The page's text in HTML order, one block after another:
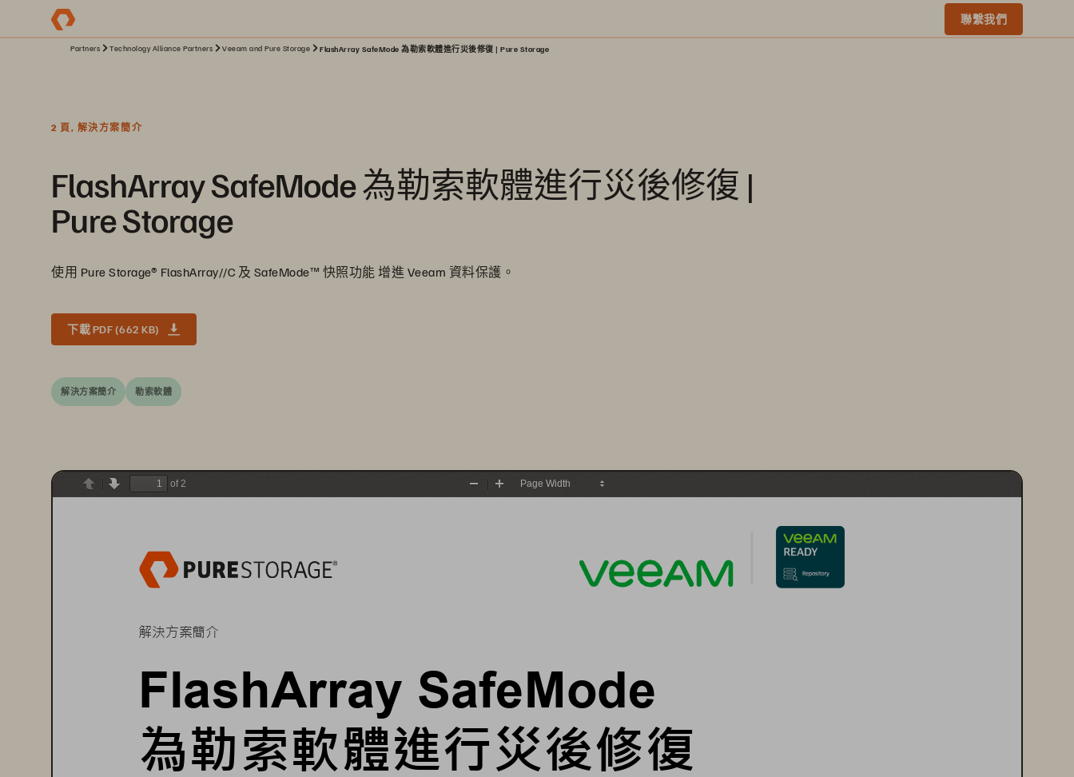
聯繫我們
Partners Technology Alliance Partners Veeam and Pure Storage FlashArray SafeMode 為勒索軟體進行災後修復 | Pure Storage
2 頁, 解決方案簡介
FlashArray SafeMode 為勒索軟體進行災後修復 |
Pure Storage
使用 Pure Storage® FlashArray//C 及 SafeMode™ 快照功能 增進 Veeam 資料保護。
下載 PDF (662 KB)
解決方案簡介 勒索軟體
PreviousNext
of 2
Zoom
解決方案簡介
FlashArray SafeMode
為勒索軟體進行災後修復